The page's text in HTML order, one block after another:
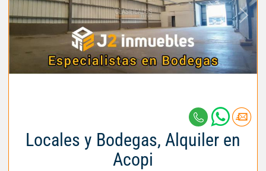
Locales y Bodegas, Alquiler en
Acopi